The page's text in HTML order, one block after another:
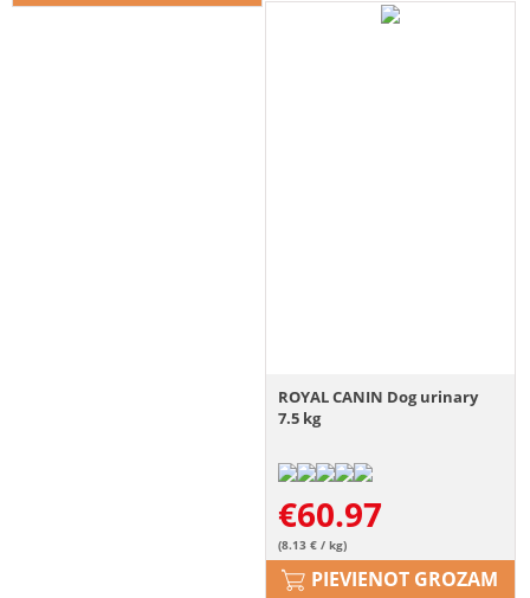
ROYAL CANIN Dog urinary
7.5 kg
€60.97
(8.13 € / kg)
PIEVIENOT GROZAM